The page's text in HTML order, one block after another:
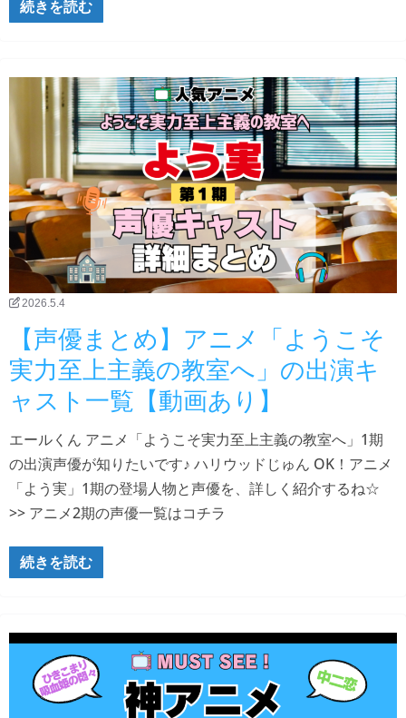
続きを読む
2026.5.4
【声優まとめ】アニメ「ようこそ
実力至上主義の教室へ」の出演キ
ャスト一覧【動画あり】
エールくん アニメ「ようこそ実力至上主義の教室へ」1期
の出演声優が知りたいです♪ ハリウッドじゅん OK！アニメ
「よう実」1期の登場人物と声優を、詳しく紹介するね☆
>> アニメ2期の声優一覧はコチラ
続きを読む